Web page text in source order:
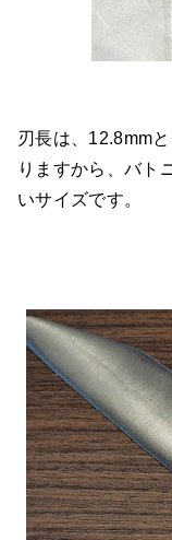
刃長は、12.8mm
りますから、バト
いサイズです。